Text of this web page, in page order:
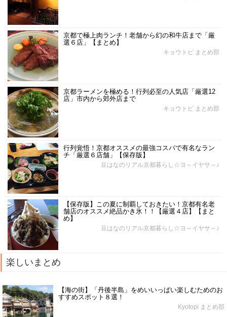
京都で極上肉ランチ！老舗から幻の和牛店まで「厳
選６店」【まとめ】
キョウトピ まとめ部
京都ラーメンを極める！行列必至の人気店「厳選12
店」市内から郊外店まで
キョウトピ まとめ部
行列覚悟！京都オススメの最強コスパで有名なラン
チ「厳選６店舗」【保存版】
豆はなのリアル京都暮らし☆ヨ～イヤサ～♪
【保存版】この夏に制覇しておきたい！京都有名老
舗店のオススメ絶品かき氷！！【厳選４店】【まと
め】
豆はなのリアル京都暮らし☆ヨ～イヤサ～♪
楽しいまとめ
【海の街】「丹後半島」をめいいっぱい楽しむためのお
すすめスポット８選！
Kyotopi まとめ部